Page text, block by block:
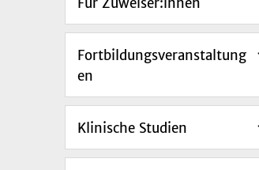
Fortbildungsveranstaltung
en
Klinische Studien